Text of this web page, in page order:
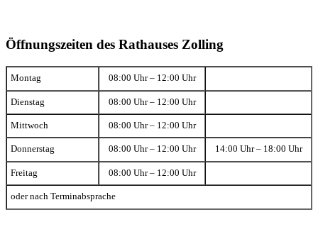
Öffnungszeiten des Rathauses Zolling
Montag 08:00 Uhr – 12:00 Uhr
Dienstag 08:00 Uhr – 12:00 Uhr
Mittwoch 08:00 Uhr – 12:00 Uhr
Donnerstag 08:00 Uhr – 12:00 Uhr 14:00 Uhr – 18:00 Uhr
Freitag 08:00 Uhr – 12:00 Uhr
oder nach Terminabsprache